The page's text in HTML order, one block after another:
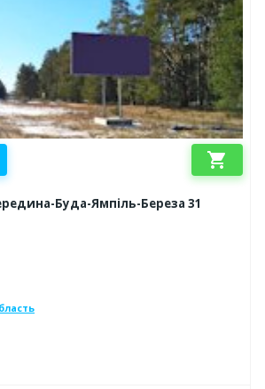
shopping_cart
Буда-Ямпіль-Береза 31